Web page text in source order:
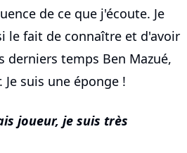
de ce que j'écoute. Je
le fait de connaître et d'avoir
derniers temps Ben Mazué,
suis une éponge !
joueur, je suis très